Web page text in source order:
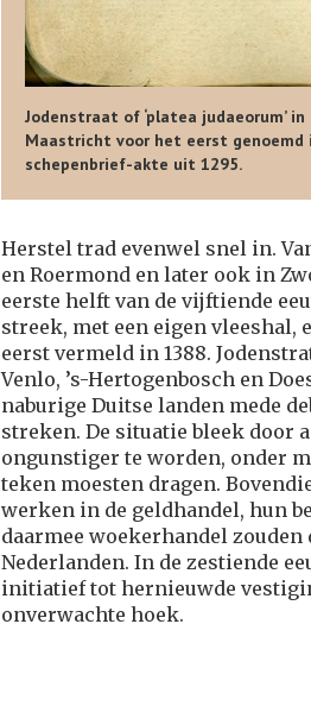
Jodenstraat of ‘platea judaeorum’ in
Maastricht voor het eerst genoemd
schepenbrief-akte uit 1295.
Herstel trad evenwel snel in.
en Roermond en later ook in
eerste helft van de vijftiende
streek, met een eigen vleeshal,
eerst vermeld in 1388.
Venlo, ’s-Hertogenbosch en
naburige Duitse landen mede
streken. De situatie bleek door
ongunstiger te worden, onder
teken moesten dragen.
werken in de geldhandel, hun
daarmee woekerhandel zouden
Nederlanden. In de zestiende
initiatief tot hernieuwde
onverwachte hoek.